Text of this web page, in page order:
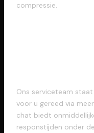
compressie.
Ons serviceteam
voor u gereed via
chat biedt
responstijden onder